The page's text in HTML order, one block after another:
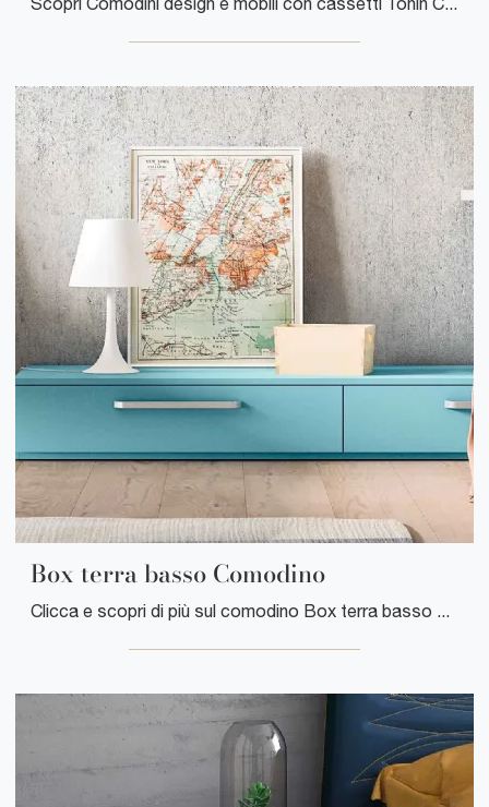
Box terra basso Comodino
Clicca e scopri di più sul comodino Box terra basso Comodino: Comodini e cassettiere di Clever sono ideali per spazi moderni.